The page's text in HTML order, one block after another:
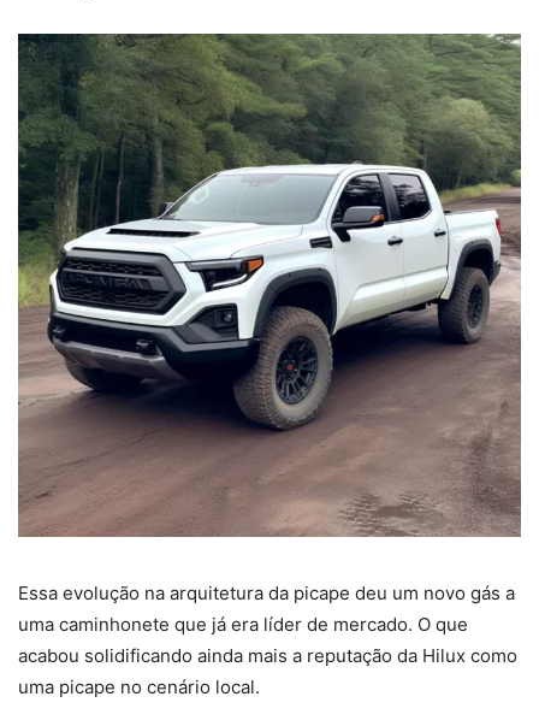
Essa evolução na arquitetura da picape deu um novo gás a
uma caminhonete que já era líder de mercado. O que
acabou solidificando ainda mais a reputação da Hilux como
uma picape no cenário local.